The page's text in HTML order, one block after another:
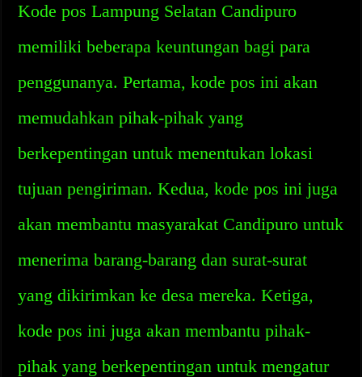
Kode pos Lampung Selatan Candipuro
memiliki beberapa keuntungan bagi para
penggunanya. Pertama, kode pos ini akan
memudahkan pihak-pihak yang
berkepentingan untuk menentukan lokasi
tujuan pengiriman. Kedua, kode pos ini juga
akan membantu masyarakat Candipuro untuk
menerima barang-barang dan surat-surat
yang dikirimkan ke desa mereka. Ketiga,
kode pos ini juga akan membantu pihak-
pihak yang berkepentingan untuk mengatur